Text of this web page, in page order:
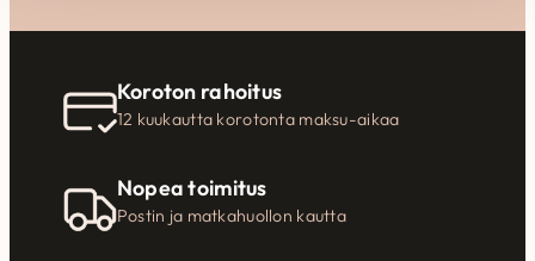
Koroton rahoitus
12 kuukautta korotonta maksu-aikaa
Nopea toimitus
Postin ja matkahuollon kautta